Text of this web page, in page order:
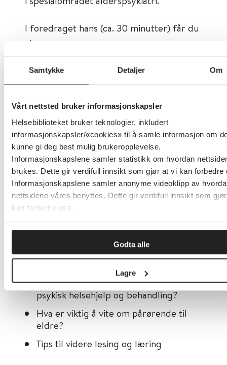
Samtykke Detaljer Om
Vårt nettsted bruker informasjonskapsler
Helsebiblioteket bruker teknologier, inkludert
informasjonskapsler/«cookies» til å samle informasjon om
kunne gi deg best mulig brukeropplevelse.
Informasjonskapslene samler statistikk om hvordan
brukes. Dette gir verdifull innsikt som gjør at vi kan forbedre
Informasjonskapslene samler anonyme videoklipp av
nettsidene våres benyttes. Dette gir verdifull innsikt som
kan forbedre oss.
Godta alle
Lagre
I foredraget hans (ca. 30 minutter) får du
vite mer om:
Hvem er de eldre?
Hva vet vi om forekomsten av psykiske
Risikofaktorer for psykisk lidelse
Hvilke særlige psykiske plager og
rusutfordringer er relatert til å bli
eldre? Årsaker og konsekvenser
Hva er risikofaktorer og
beskyttelsesfaktorer for utvikling av
psykiske lidelser og rusproblemer i
intervensjoner.
Selvmord blant eldre
Hvilke behov har eldre for rus- og
psykisk helsehjelp og behandling?
Hva er viktig å vite om pårørende til
eldre?
Tips til videre lesing og læring